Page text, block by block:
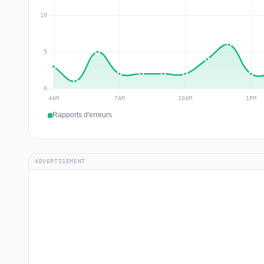
Rapports d'erreurs
ADVERTISEMENT